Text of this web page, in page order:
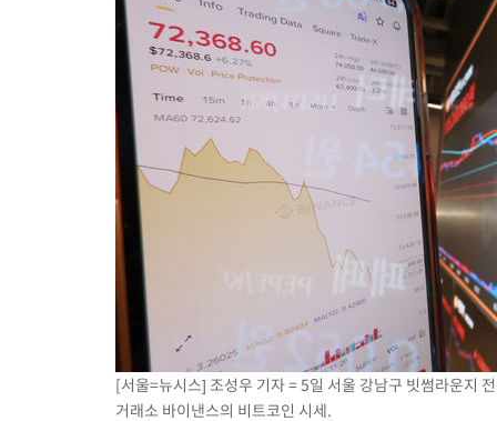
[속보]합참 "북, 동해상으로 미상 발사체 발사"
'낮 최고 39도' 불볕더위…한밤 열대야도 계속[내일날씨]
[속보]7~9일 프로야구 3연전도 폭염 취소…11일 재개
"韓 외환시장 개입 관측 배경엔 美의 대한국 무역적자 있어"
'월드컵 탈락 후폭풍' 축구협회…초유의 압수수색에 '충격·당
서울 낮 37.9도, 올여름 최고치 경신…영등포 순간 '40도'
[속보]종합특검, 대검 추가 압수수색…내란 중요임무종사 혐의
[속보]코스닥, 800p 회복…0.26% 오른 801.67 마감
[속보]코스피, 301.88포인트(4.58%) 내린 6296.38 마감
[속보]원·달러 환율, 0.7원 내린 1423.8원 마감
"여기 떨어졌다"…다누리, 스페이스X 로켓 달 충돌 흔적 포착
손흥민, 5경기 연속골 실패…LAFC는 승부차기 끝 과달라하라 격파
내일까지 39도 '펄펄'…기상청 "태풍 지나며 폭염 잠시 꺾인다"
[서울=뉴시스] 조성우 기자 = 5일 서울 강남구 빗썸라운지
거래소 바이낸스의 비트코인 시세.